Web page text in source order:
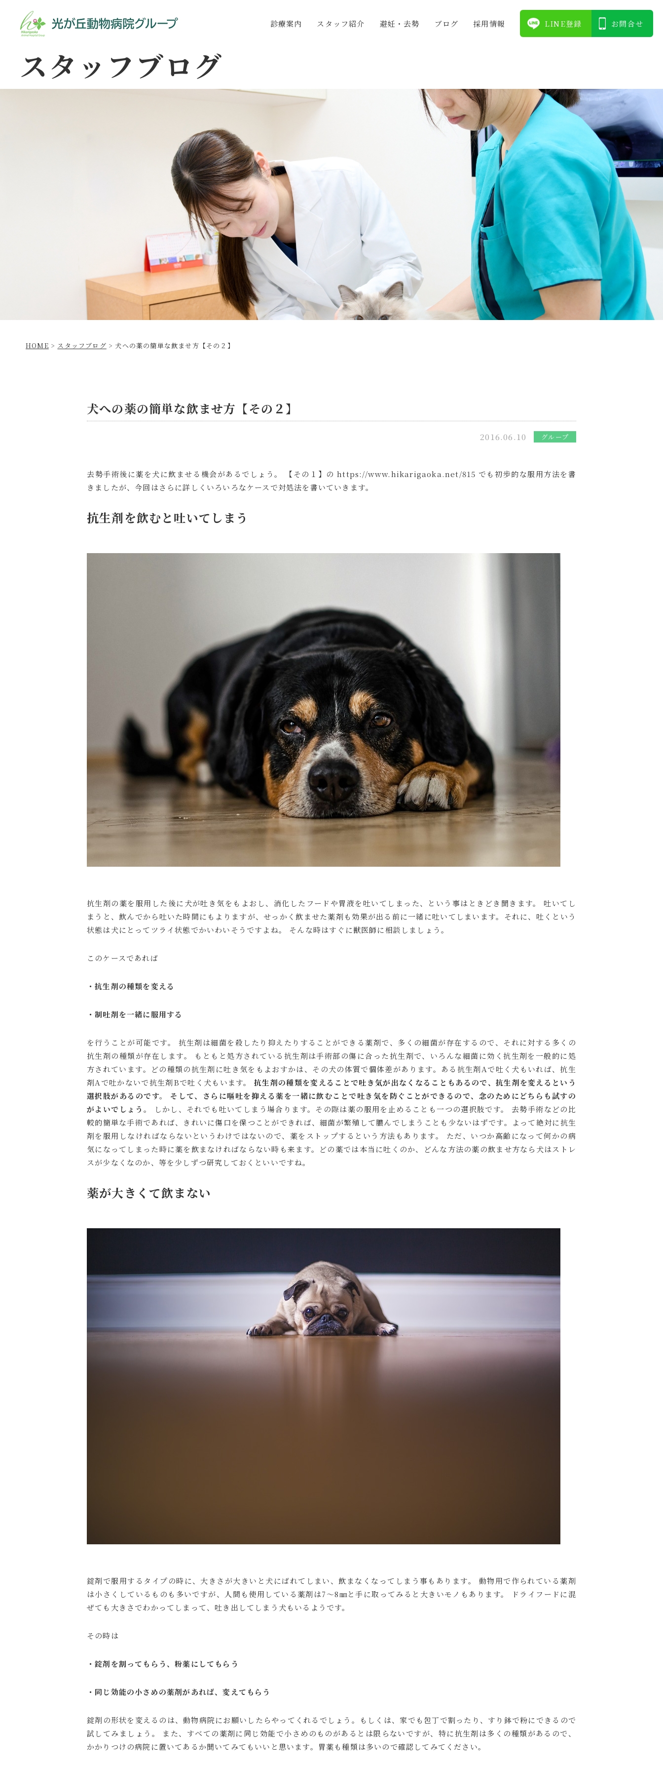
診療案内 スタッフ紹介 避妊・去勢 ブログ 採⽤情報 LINE登録 お問合せ
スタッフブログ
HOME > スタッフブログ > 犬への薬の簡単な飲ませ方【その２】
犬への薬の簡単な飲ませ方【その２】
2016.06.10 グループ
去勢手術後に薬を犬に飲ませる機会があるでしょう。 【その１】の https://www.hikarigaoka.net/815 でも初歩的な服用方法を書
きましたが、今回はさらに詳しくいろいろなケースで対処法を書いていきます。
抗生剤を飲むと吐いてしまう
抗生剤の薬を服用した後に犬が吐き気をもよおし、消化したフードや胃液を吐いてしまった、という事はときどき聞きます。 吐いてし
まうと、飲んでから吐いた時間にもよりますが、せっかく飲ませた薬剤も効果が出る前に一緒に吐いてしまいます。それに、吐くという
状態は犬にとってツライ状態でかいわいそうですよね。 そんな時はすぐに獣医師に相談しましょう。
このケースであれば
・抗生剤の種類を変える
・制吐剤を一緒に服用する
を行うことが可能です。 抗生剤は細菌を殺したり抑えたりすることができる薬剤で、多くの細菌が存在するので、それに対する多くの
抗生剤の種類が存在します。 もともと処方されている抗生剤は手術部の傷に合った抗生剤で、いろんな細菌に効く抗生剤を一般的に処
方されています。どの種類の抗生剤に吐き気をもよおすかは、その犬の体質で個体差があります。ある抗生剤Aで吐く犬もいれば、抗生
剤Aで吐かないで抗生剤Bで吐く犬もいます。抗生剤の種類を変えることで吐き気が出なくなることもあるので、抗生剤を変えるという
選択肢があるのです。
そして、さらに嘔吐を抑える薬を一緒に飲むことで吐き気を防ぐことができるので、念のためにどちらも試すの
がよいでしょう。
しかし、それでも吐いてしまう場合ります。その際は薬の服用を止めることも一つの選択肢です。 去勢手術などの比
較的簡単な手術であれば、きれいに傷口を保つことができれば、細菌が繁殖して膿んでしまうことも少ないはずです。よって絶対に抗生
剤を服用しなければならないというわけではないので、薬をストップするという方法もあります。 ただ、いつか高齢になって何かの病
気になってしまった時に薬を飲まなければならない時も来ます。どの薬では本当に吐くのか、どんな方法の薬の飲ませ方なら犬はストレ
スが少なくなのか、等を少しずつ研究しておくといいですね。
薬が大きくて飲まない
錠剤で服用するタイプの時に、大きさが大きいと犬にばれてしまい、飲まなくなってしまう事もあります。 動物用で作られている薬剤
は小さくしているものも多いですが、人間も使用している薬剤は7～8㎜と手に取ってみると大きいモノもあります。 ドライフードに混
ぜても大きさでわかってしまって、吐き出してしまう犬もいるようです。
その時は
・錠剤を割ってもらう、粉薬にしてもらう
・同じ効能の小さめの薬剤があれば、変えてもらう
錠剤の形状を変えるのは、動物病院にお願いしたらやってくれるでしょう。もしくは、家でも包丁で割ったり、すり鉢で粉にできるので
試してみましょう。 また、すべての薬剤に同じ効能で小さめのものがあるとは限らないですが、特に抗生剤は多くの種類があるので、
かかりつけの病院に置いてあるか聞いてみてもいいと思います。胃薬も種類は多いので確認してみてください。